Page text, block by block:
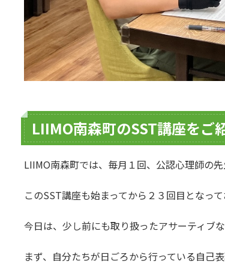
LIIMO南森町のSST講座をご
LIIMO南森町では、毎月１回、公認心理師の
このSST講座も始まってから２３回目となっ
今日は、少し前にも取り扱ったアサーティブ
まず、自分たちが日ごろから行っている自己